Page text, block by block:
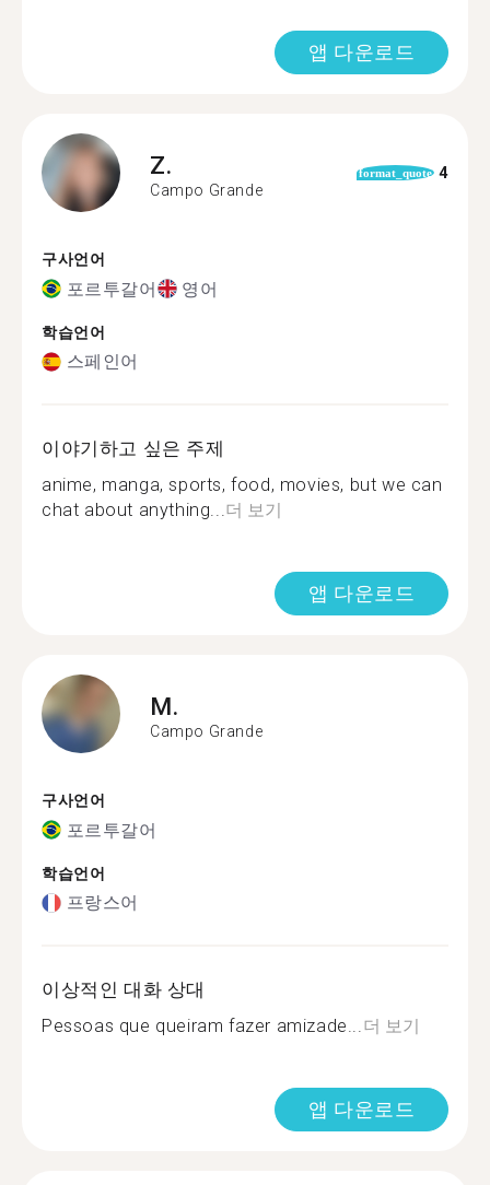
앱 다운로드
Z.
Campo Grande
format_quote 4
구사언어
포르투갈어 영어
학습언어
스페인어
이야기하고 싶은 주제
anime, manga, sports, food, movies, but we can
chat about anything...더 보기
앱 다운로드
M.
Campo Grande
구사언어
포르투갈어
학습언어
프랑스어
이상적인 대화 상대
Pessoas que queiram fazer amizade...더 보기
앱 다운로드